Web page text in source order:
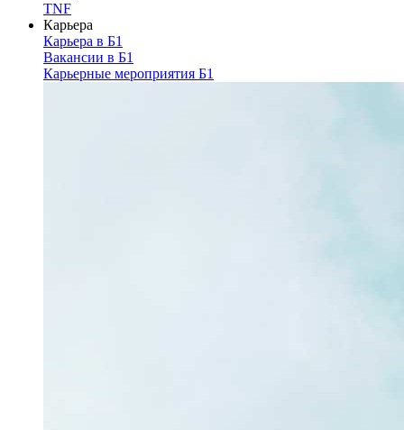
TNF
Карьера
Карьера в Б1
Вакансии в Б1
Карьерные мероприятия Б1